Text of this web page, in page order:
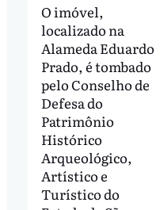
O imóvel,
localizado na
Alameda Eduardo
Prado, é tombado
pelo Conselho de
Defesa do
Patrimônio
Histórico
Arqueológico,
Artístico e
Turístico do